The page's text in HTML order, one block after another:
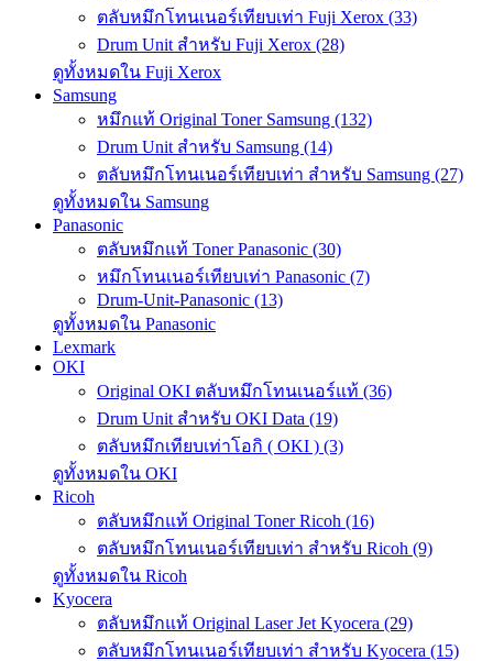
ตลับหมึกโทนเนอร์เทียบเท่า Fuji Xerox (33)
Drum Unit สำหรับ Fuji Xerox (28)
ดูทั้งหมดใน Fuji Xerox
Samsung
หมึกแท้ Original Toner Samsung (132)
Drum Unit สำหรับ Samsung (14)
ตลับหมึกโทนเนอร์เทียบเท่า สำหรับ Samsung (27)
ดูทั้งหมดใน Samsung
Panasonic
ตลับหมึกแท้ Toner Panasonic (30)
หมึกโทนเนอร์เทียบเท่า Panasonic (7)
Drum-Unit-Panasonic (13)
ดูทั้งหมดใน Panasonic
Lexmark
OKI
Original OKI ตลับหมึกโทนเนอร์แท้ (36)
Drum Unit สำหรับ OKI Data (19)
ตลับหมึกเทียบเท่าโอกิ ( OKI ) (3)
ดูทั้งหมดใน OKI
Ricoh
ตลับหมึกแท้ Original Toner Ricoh (16)
ตลับหมึกโทนเนอร์เทียบเท่า สำหรับ Ricoh (9)
ดูทั้งหมดใน Ricoh
Kyocera
ตลับหมึกแท้ Original Laser Jet Kyocera (29)
ตลับหมึกโทนเนอร์เทียบเท่า สำหรับ Kyocera (15)